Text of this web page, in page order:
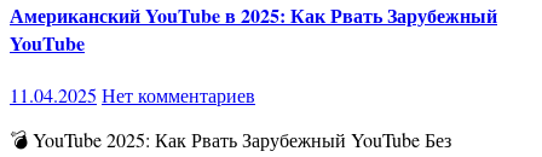
Американский YouTube в 2025: Как Рвать Зарубежный
YouTube
11.04.2025 Нет комментариев
💣 YouTube 2025: Как Рвать Зарубежный YouTube Без